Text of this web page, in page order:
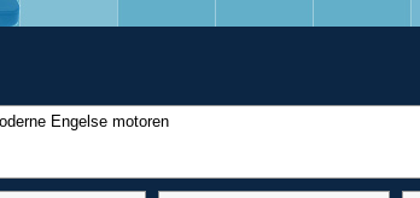
Engelse motoren